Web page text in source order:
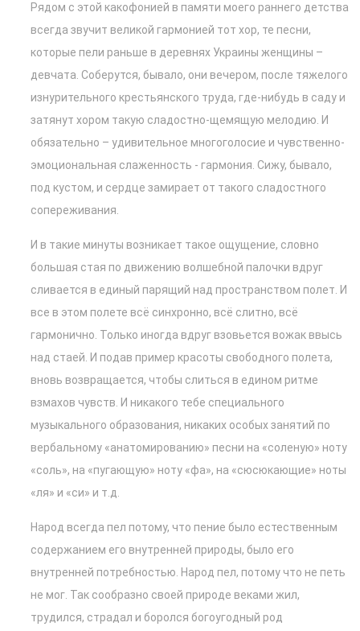
Рядом с этой какофонией в памяти моего раннего детства
всегда звучит великой гармонией тот хор, те песни,
которые пели раньше в деревнях Украины женщины –
девчата. Соберутся, бывало, они вечером, после тяжелого
изнурительного крестьянского труда, где-нибудь в саду и
затянут хором такую сладостно-щемящую мелодию. И
обязательно – удивительное многоголосие и чувственно-
эмоциональная слаженность - гармония. Сижу, бывало,
под кустом, и сердце замирает от такого сладостного
сопереживания.
И в такие минуты возникает такое ощущение, словно
большая стая по движению волшебной палочки вдруг
сливается в единый парящий над пространством полет. И
все в этом полете всё синхронно, всё слитно, всё
гармонично. Только иногда вдруг взовьется вожак ввысь
над стаей. И подав пример красоты свободного полета,
вновь возвращается, чтобы слиться в едином ритме
взмахов чувств. И никакого тебе специального
музыкального образования, никаких особых занятий по
вербальному «анатомированию» песни на «соленую» ноту
«соль», на «пугающую» ноту «фа», на «сюсюкающие» ноты
«ля» и «си» и т.д.
Народ всегда пел потому, что пение было естественным
содержанием его внутренней природы, было его
внутренней потребностью. Народ пел, потому что не петь
не мог. Так сообразно своей природе веками жил,
трудился, страдал и боролся богоугодный род